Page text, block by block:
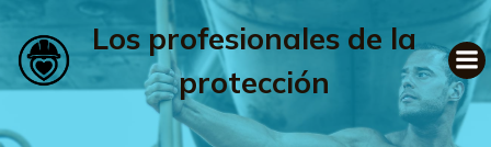
Los profesionales de la
protección